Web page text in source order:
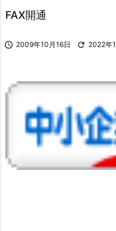
FAX開通
 2009年10月16日  2022年